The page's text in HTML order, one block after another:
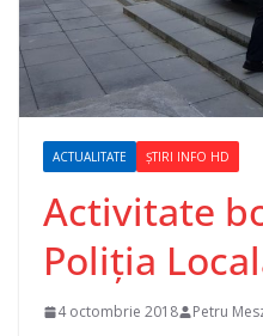
ACTUALITATE ȘTIRI INFO HD
Activitate
Poliția
4 octombrie 2018 Petru